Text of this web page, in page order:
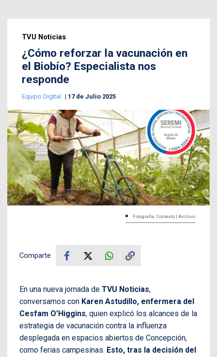
TVU Noticias
¿Cómo reforzar la vacunación en
el Biobío? Especialista nos
responde
Equipo Digital 17 de Julio 2025
Fotografía: Contexto | Archivo
Comparte
En una nueva jornada de TVU Noticias,
conversamos con Karen Astudillo, enfermera del
Cesfam O’Higgins, quien explicó los alcances de la
estrategia de vacunación contra la influenza
desplegada en espacios abiertos de Concepción,
como ferias campesinas. Esto, tras la decisión del